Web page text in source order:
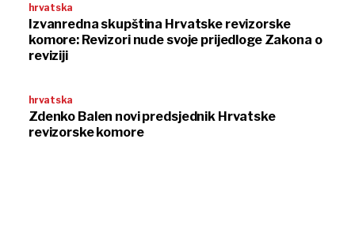
hrvatska
Izvanredna skupština Hrvatske revizorske
komore: Revizori nude svoje prijedloge Zakona o
reviziji
hrvatska
Zdenko Balen novi predsjednik Hrvatske
revizorske komore